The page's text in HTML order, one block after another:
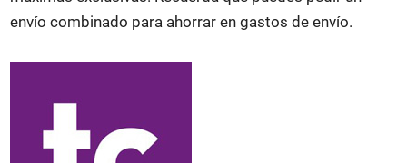
envío combinado para ahorrar en gastos de envío.